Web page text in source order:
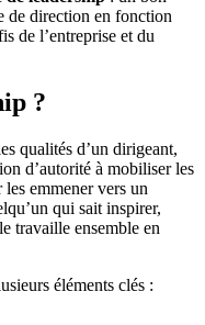
de direction en fonction
de l’entreprise et du
?
qualités d’un dirigeant,
d’autorité à mobiliser les
emmener vers un
qui sait inspirer,
travaille ensemble en
éléments clés :